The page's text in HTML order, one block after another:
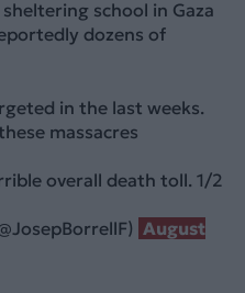
school in Gaza
dozens of
in the last weeks.
massacres
overall death toll. 1/2
August